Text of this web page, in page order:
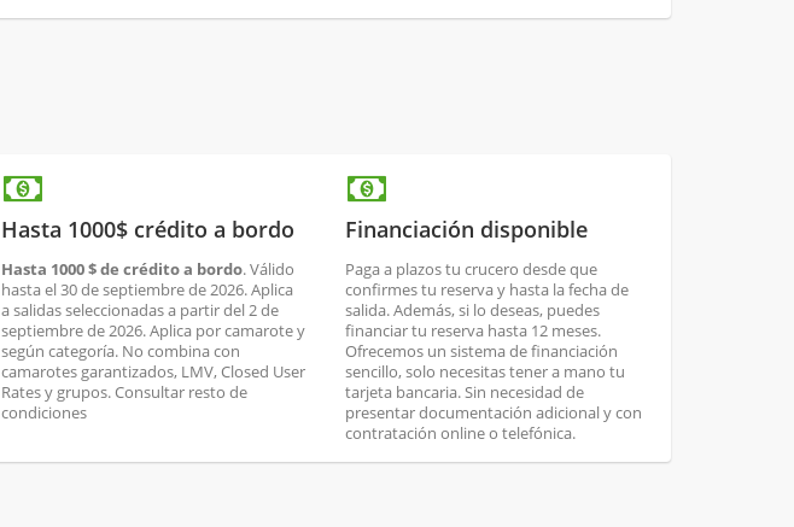
Hasta 1000$ crédito a bordo
Hasta 1000 $ de crédito a bordo. Válido
hasta el 30 de septiembre de 2026. Aplica
a salidas seleccionadas a partir del 2 de
septiembre de 2026. Aplica por camarote y
según categoría. No combina con
camarotes garantizados, LMV, Closed User
Rates y grupos. Consultar resto de
condiciones
Financiación disponible
Paga a plazos tu crucero desde que
confirmes tu reserva y hasta la fecha de
salida. Además, si lo deseas, puedes
financiar tu reserva hasta 12 meses.
Ofrecemos un sistema de financiación
sencillo, solo necesitas tener a mano tu
tarjeta bancaria. Sin necesidad de
presentar documentación adicional y con
contratación online o telefónica.